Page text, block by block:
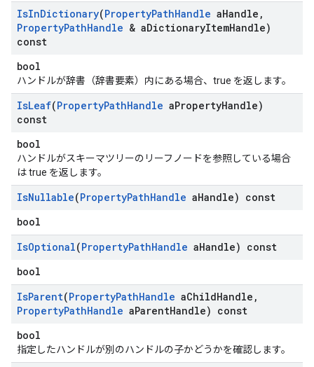
IsInDictionary(PropertyPathHandle aHandle ,
PropertyPathHandle & aDictionaryItemHandle)
const
bool
ハンドルが辞書（辞書要素）内にある場合、true を返します。
IsLeaf(PropertyPathHandle aPropertyHandle)
const
bool
ハンドルがスキーマツリーのリーフノードを参照している場合
は true を返します。
IsNullable(PropertyPathHandle aHandle) const
bool
IsOptional(PropertyPathHandle aHandle) const
bool
IsParent(PropertyPathHandle aChildHandle ,
PropertyPathHandle aParentHandle) const
bool
指定したハンドルが別のハンドルの子かどうかを確認します。